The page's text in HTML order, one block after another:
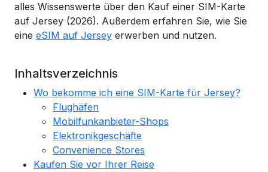
alles Wissenswerte über den Kauf einer SIM-Karte
auf Jersey (2026). Außerdem erfahren Sie, wie Sie
eine eSIM auf Jersey erwerben und nutzen.
Inhaltsverzeichnis
Wo bekomme ich eine SIM-Karte für Jersey?
Flughäfen
Mobilfunkanbieter-Shops
Elektronikgeschäfte
Convenience Stores
Kaufen Sie vor Ihrer Reise